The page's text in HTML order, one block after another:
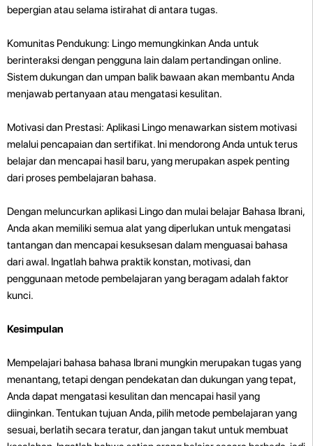
bepergian atau selama istirahat di antara tugas.
Komunitas Pendukung: Lingo memungkinkan Anda untuk
berinteraksi dengan pengguna lain dalam pertandingan online.
Sistem dukungan dan umpan balik bawaan akan membantu Anda
menjawab pertanyaan atau mengatasi kesulitan.
Motivasi dan Prestasi: Aplikasi Lingo menawarkan sistem motivasi
melalui pencapaian dan sertifikat. Ini mendorong Anda untuk terus
belajar dan mencapai hasil baru, yang merupakan aspek penting
dari proses pembelajaran bahasa.
Dengan meluncurkan aplikasi Lingo dan mulai belajar Bahasa Ibrani,
Anda akan memiliki semua alat yang diperlukan untuk mengatasi
tantangan dan mencapai kesuksesan dalam menguasai bahasa
dari awal. Ingatlah bahwa praktik konstan, motivasi, dan
penggunaan metode pembelajaran yang beragam adalah faktor
kunci.
Kesimpulan
Mempelajari bahasa bahasa Ibrani mungkin merupakan tugas yang
menantang, tetapi dengan pendekatan dan dukungan yang tepat,
Anda dapat mengatasi kesulitan dan mencapai hasil yang
diinginkan. Tentukan tujuan Anda, pilih metode pembelajaran yang
sesuai, berlatih secara teratur, dan jangan takut untuk membuat